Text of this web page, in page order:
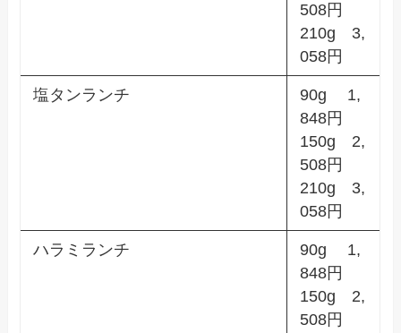
508円
210g 3,
058円
塩タンランチ
90g 1,
848円
150g 2,
508円
210g 3,
058円
ハラミランチ
90g 1,
848円
150g 2,
508円